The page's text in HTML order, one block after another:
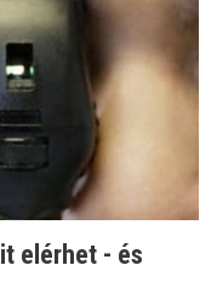
elérhet - és